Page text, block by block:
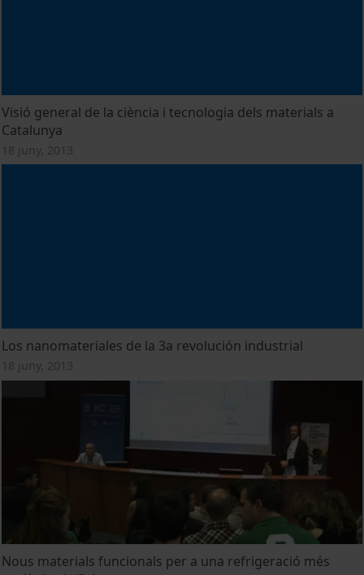
Visió general de la ciència i tecnologia dels materials a
Catalunya
18 juny, 2013
Los nanomateriales de la 3a revolución industrial
18 juny, 2013
Nous materials funcionals per a una refrigeració més